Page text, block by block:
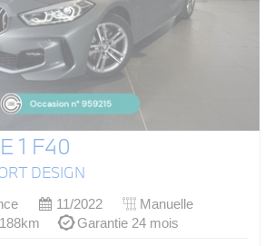
1 F40
DESIGN
11/2022
Manuelle
Garantie 24 mois